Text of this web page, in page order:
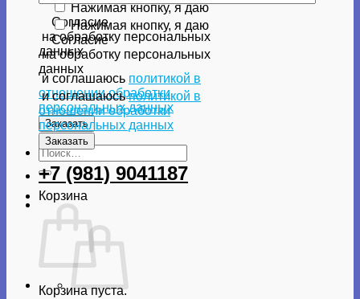
Нажимая кнопку, я даю
Согласие
на обработку персональных
данных
и соглашаюсь политикой в
отношении обработки
персональных данных
Искать:
Корзина
Корзина пуста.
Нажимая кнопку, я даю
Согласие
на обработку персональных
данных
и соглашаюсьполитикой в
отношении обработки
персональных данных
+7 (981) 9041187